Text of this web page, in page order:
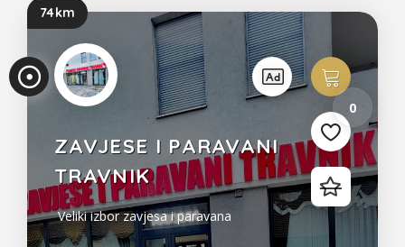
74km
0
ZAVJESE I PARAVANI
TRAVNIK
Veliki izbor zavjesa i paravana